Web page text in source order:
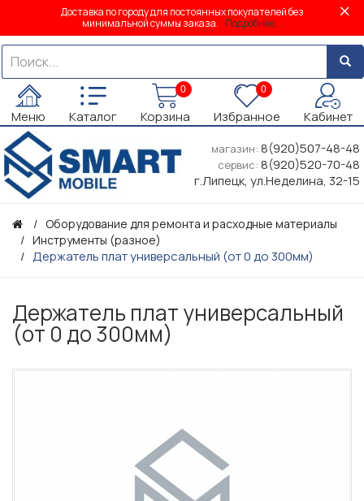
Доставка по городу для постоянных покупателей без
минимальной суммы заказа. Подробнее...
Меню Каталог
0
Корзина
0
Избранное Кабинет
магазин: 8(920)507-48-48
сервис: 8(920)520-70-48
г.Липецк, ул.Неделина, 32-15
Оборудование для ремонта и расходные материалы
Инструменты (разное)
Держатель плат универсальный (от 0 до 300мм)
Держатель плат универсальный
(от 0 до 300мм)